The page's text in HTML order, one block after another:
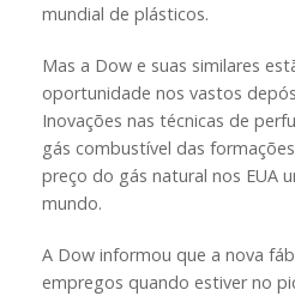
mundial de plásticos.
Mas a Dow e suas similares
oportunidade nos vastos
Inovações nas técnicas de
gás combustível das
preço do gás natural nos EUA
mundo.
A Dow informou que a nova
empregos quando estiver no